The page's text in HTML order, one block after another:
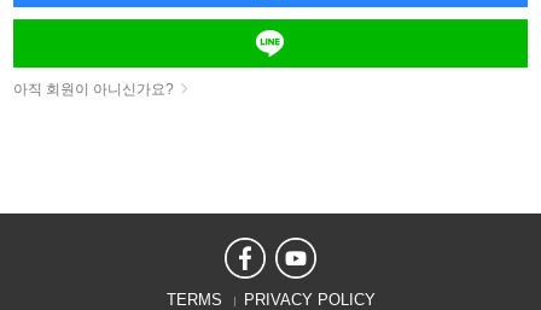
아직 회원이 아니신가요?
TERMS
PRIVACY POLICY